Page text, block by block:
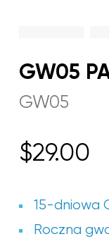
GW05
GW05
$29.00
15-dniowa
Roczna